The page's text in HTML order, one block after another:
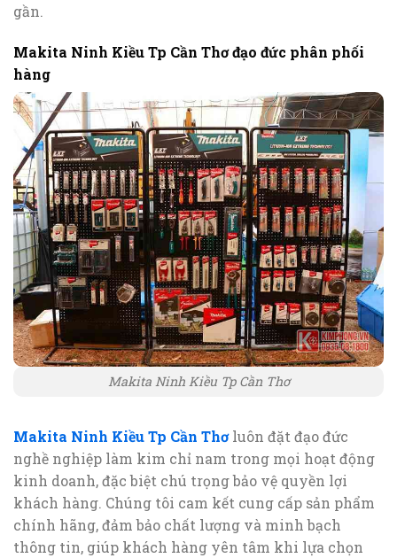
gần.
Makita Ninh Kiều Tp Cần Thơ đạo đức phân phối
hàng
Makita Ninh Kiều Tp Cần Thơ
Makita Ninh Kiều Tp Cần Thơluôn đặt đạo đức
nghề nghiệp làm kim chỉ nam trong mọi hoạt động
kinh doanh, đặc biệt chú trọng bảo vệ quyền lợi
khách hàng. Chúng tôi cam kết cung cấp sản phẩm
chính hãng, đảm bảo chất lượng và minh bạch
thông tin, giúp khách hàng yên tâm khi lựa chọn